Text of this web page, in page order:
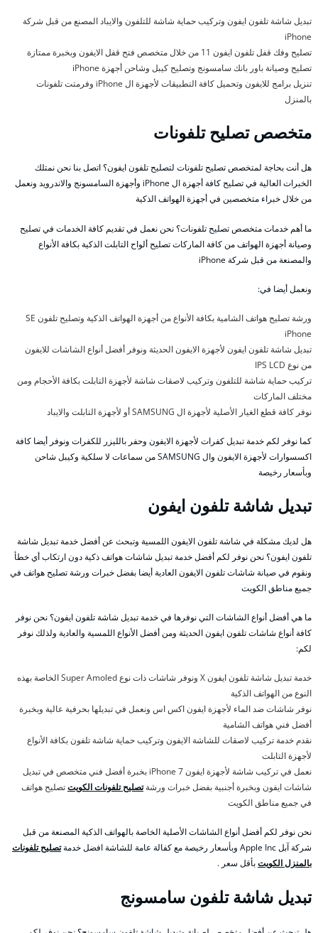
تبديل شاشة تلفون ايفون وتركيب حماية شاشة للتلفون والايباد المصنع من قبل شركة
iPhone
تصليح وفك قفل تلفون ايفون 11 من خلال متخصص فتح قفل الايفون وبخبرة ممتازة
تصليح وصيانة باور بانك سامسونج وتصليح كيبل وشاحن أجهزة iPhone
تنزيل برامج للايفون وتحميل كافة التطبيقات لأجهزة ال iPhone وفرمتت تلفونات
بالمنزل
متخصص تصليح تلفونات
هل أنت بحاجة لمتخصص تصليح تلفونات لتصليح تلفون ايفون؟ اتصل بنا نحن نمتلك
الخبرات العالية في تصليح كافة أجهزة ال iPhone وأجهزة السامسونج والاندرويد ونعمل
من خلال خبراء متخصصين في أجهزة الهواتف الذكية
ما أهم خدمات متخصص تصليح تلفونات؟ نحن نعمل في تقديم كافة الخدمات في تصليح
وصيانة أجهزة الهواتف من كافة الماركات تصليح ألواح التابلت الذكية بكافة الأنواع
والمصنعة من قبل شركة iPhone
ونعمل أيضا في:
ورشة تصليح هواتف الشامية بكافة الأنواع من أجهزة الهواتف الذكية وتصليح تلفون SE
iPhone
تبديل شاشة تلفون ايفون لأجهزة الايفون الحديثة ونوفر أفضل أنواع الشاشات للايفون
من نوع IPS LCD
تركيب حماية شاشة للتلفون وتركيب لاصقات شاشة لأجهزة التابلت بكافة الأحجام ومن
مختلف الماركات
نوفر كافة قطع الغيار الأصلية لأجهزة ال SAMSUNG أو لأجهزة التابلت والايباد
كما نوفر لكم خدمة تبديل كفرات لأجهزة الايفون وحفر بالليزر للكفرات ونوفر أيضا كافة
اكسسوارات لأجهزة الايفون وال SAMSUNG من سماعات لا سلكية وكيبل شاحن
وبأسعار رخيصة
تبديل شاشة تلفون ايفون
هل لديك مشكلة في شاشة تلفون الايفون اللمسية وتبحث عن أفضل خدمة تبديل شاشة
تلفون ايفون؟ نحن نوفر لكم أفضل خدمة تبديل شاشات هواتف ذكية دون ارتكاب أي خطأ
ونقوم في صيانة شاشات تلفون الايفون العادية أيضا بفضل خبرات ورشة تصليح هواتف في
جميع مناطق الكويت
ما هي أفضل أنواع الشاشات التي نوفرها في خدمة تبديل شاشة تلفون ايفون؟ نحن نوفر
كافة أنواع شاشات تلفون ايفون الحديثة ومن أفضل الأنواع اللمسية والعادية ولذلك نوفر
لكم:
خدمة تبديل شاشة تلفون ايفون X ونوفر شاشات ذات نوع Super Amoled الخاصة بهذه
النوع من الهواتف الذكية
نوفر شاشات ضد الماء لأجهزة ايفون اكس اس ونعمل في تبديلها بحرفية عالية وبخبرة
أفضل فني هواتف الشامية
نقدم خدمة تركيب لاصقات للشاشة الايفون وتركيب حماية شاشة تلفون بكافة الأنواع
لأجهزة التابلت
نعمل في تركيب شاشة لأجهزة ايفون 7 iPhone بخبرة أفضل فني متخصص في تبديل
شاشات ايفون وبخبرة أجنبية بفضل خبرات ورشةتصليح تلفونات الكويتتصليح هواتف
في جميع مناطق الكويت
نحن نوفر لكم أفضل أنواع الشاشات الأصلية الخاصة بالهواتف الذكية المصنعة من قبل
شركة آبل Apple Inc وبأسعار رخيصة مع كفالة عامة للشاشة افضل خدمة
تصليح تلفونات
بالمنزل الكويتبأقل سعر .
تبديل شاشة تلفون سامسونج